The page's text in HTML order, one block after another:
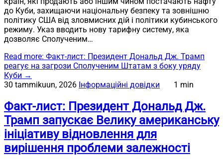
до Куби, захищаючи національну безпеку та зовнішню
політику США від зловмисних дій і політики кубинського
режиму. Указ вводить нову тарифну систему, яка
дозволяє Сполученим…
Read more: Факт-лист: Президент Дональд Дж. Трамп
реагує на загрози Сполученим Штатам з боку уряду
Куби →
30 tammikuun, 2026 Інформаційні довідки 1 min
Факт-лист: Президент Дональд Дж.
Трамп запускає Велику американську
ініціативу відновлення для
вирішення проблеми залежності